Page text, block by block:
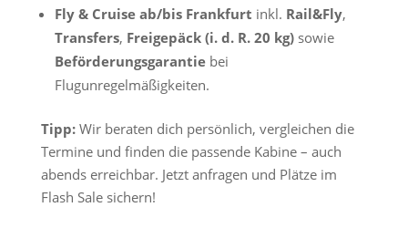
Fly & Cruise ab/bis Frankfurt inkl. Rail&Fly,
Transfers, Freigepäck (i. d. R. 20 kg)sowie
Beförderungsgarantiebei
Flugunregelmäßigkeiten.
Tipp:Wir beraten dich persönlich, vergleichen die
Termine und finden die passende Kabine – auch
abends erreichbar. Jetzt anfragen und Plätze im
Flash Sale sichern!